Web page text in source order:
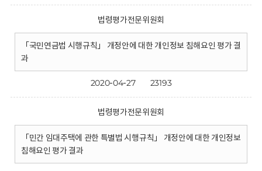
법령평가전문위원회
「국민연금법 시행규칙」 개정안에 대한 개인정보 침해요인 평가 결
과
2020-04-27 23193
법령평가전문위원회
「민간 임대주택에 관한 특별법 시행규칙」 개정안에 대한 개인정보
침해요인 평가 결과